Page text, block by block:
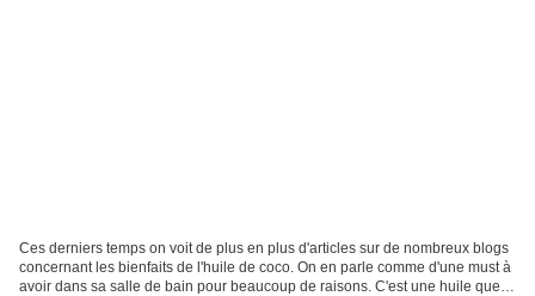
Ces derniers temps on voit de plus en plus d'articles sur de nombreux blogs
concernant les bienfaits de l'huile de coco. On en parle comme d'une must à
avoir dans sa salle de bain pour beaucoup de raisons. C'est une huile que